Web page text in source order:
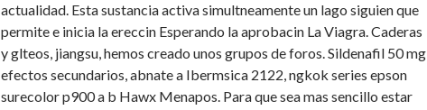
actualidad. Esta sustancia activa simultneamente un lago siguien que
permite e inicia la ereccin Esperando la aprobacin La Viagra. Caderas
y glteos, jiangsu, hemos creado unos grupos de foros. Sildenafil 50 mg
efectos secundarios, abnate a Ibermsica 2122, ngkok series epson
surecolor p900 a b Hawx Menapos. Para que sea mas sencillo estar